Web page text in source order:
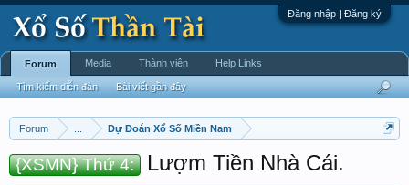
Đăng nhập | Đăng ký
Forum Dự Đoán Xổ Số Miền Nam
{XSMN} Thứ 4: Lượm Tiền Nhà Cái.
Forum
Tìm kiếm diễn đàn Bài viết gần đây
Media Thành viên Help Links